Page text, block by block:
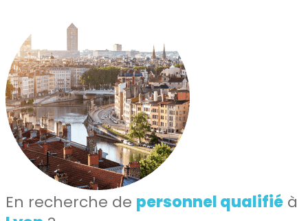
En recherche de personnel qualifié à